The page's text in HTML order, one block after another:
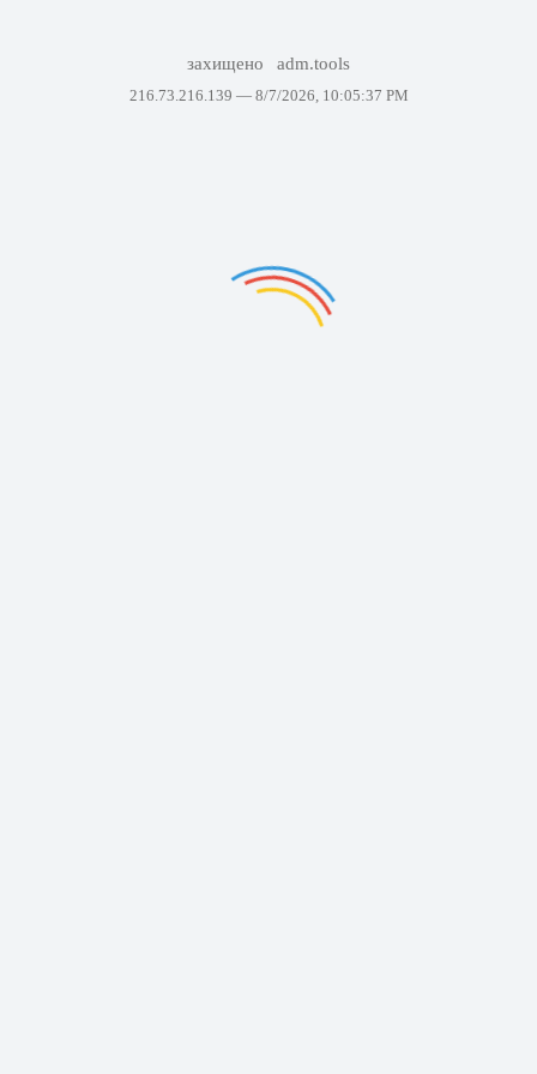
захищено adm.tools
216.73.216.139 — 8/7/2026, 10:05:37 PM